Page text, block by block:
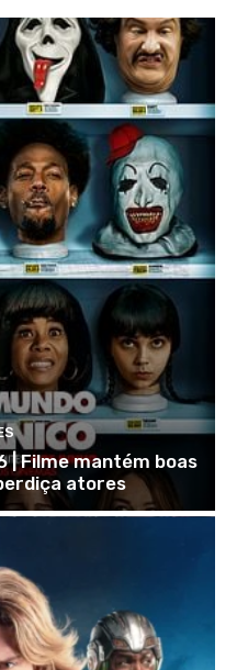
| Filme mantém boas
atores